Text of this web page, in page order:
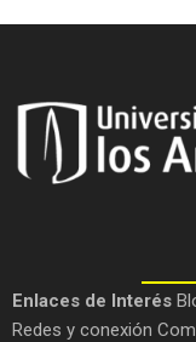
Enlaces de Interés
Redes y conexión